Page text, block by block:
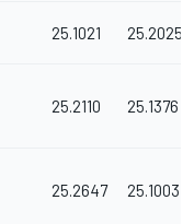
25.1021 25.2025
25.2110 25.1376
25.2647 25.1003